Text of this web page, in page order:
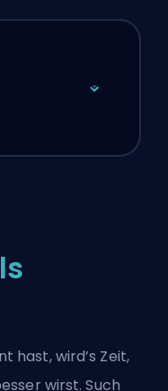
hast, wird’s Zeit,
wirst. Such